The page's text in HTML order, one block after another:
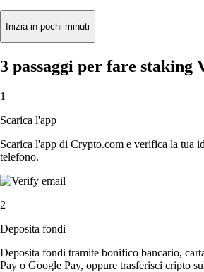
Inizia in pochi minuti
3 passaggi per fare staking
1
Scarica l'app
Scarica l'app di Crypto.com e verifica la tua
telefono.
2
Deposita fondi
Deposita fondi tramite bonifico bancario,
Pay o Google Pay, oppure trasferisci cripto